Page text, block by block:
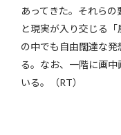
あってきた。それら
と現実が入り交じる
の中でも自由闊達な
る。なお、一階に画
いる。（RT）